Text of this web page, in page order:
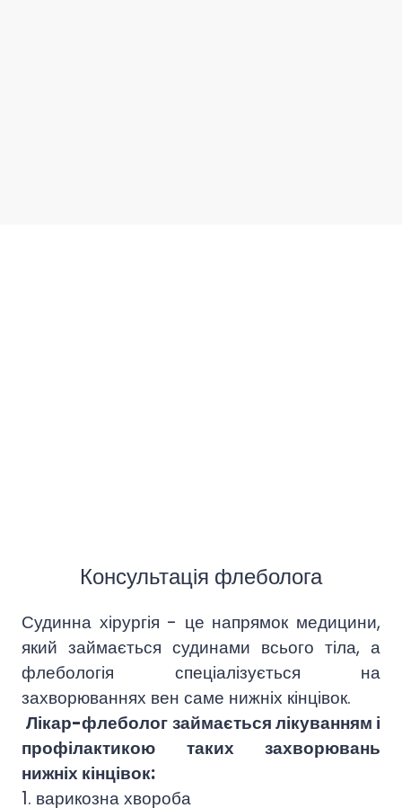
Консультація флеболога
Судинна хірургія - це напрямок медицини,
який займається судинами всього тіла, а
флебологія спеціалізується на
захворюваннях вен саме нижніх кінцівок.
Лікар-флеболог займається лікуванням і
профілактикою таких захворювань
нижніх кінцівок:
1. варикозна хвороба